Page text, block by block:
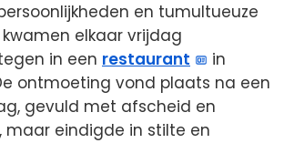
en tumultueuze
elkaar vrijdag
in een restaurant
in
ontmoeting vond plaats na een
gevuld met afscheid en
maar eindigde in stilte en